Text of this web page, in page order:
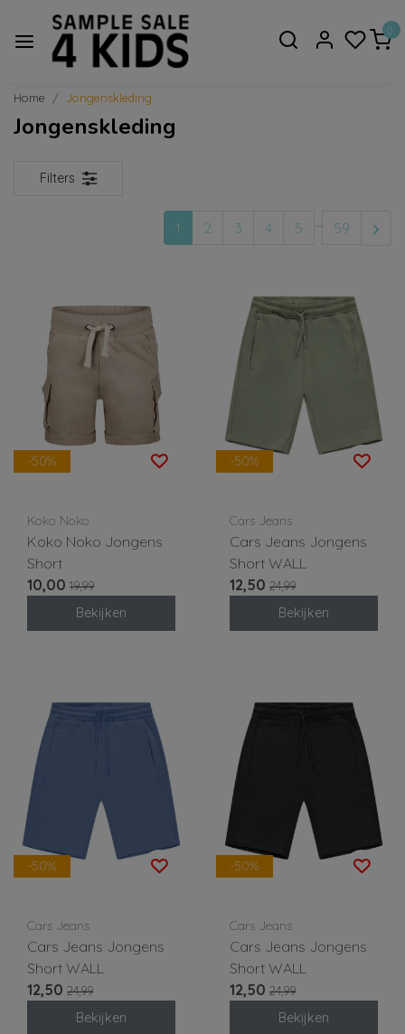
0
Home Jongenskleding
Jongenskleding
Filters
1 2 3 4 5 ... 59
-50%
Koko Noko
Koko Noko Jongens
Short
10,00 19,99
Bekijken
-50%
Cars Jeans
Cars Jeans Jongens
Short WALL
12,50 24,99
Bekijken
-50%
Cars Jeans
Cars Jeans Jongens
Short WALL
12,50 24,99
Bekijken
-50%
Cars Jeans
Cars Jeans Jongens
Short WALL
12,50 24,99
Bekijken